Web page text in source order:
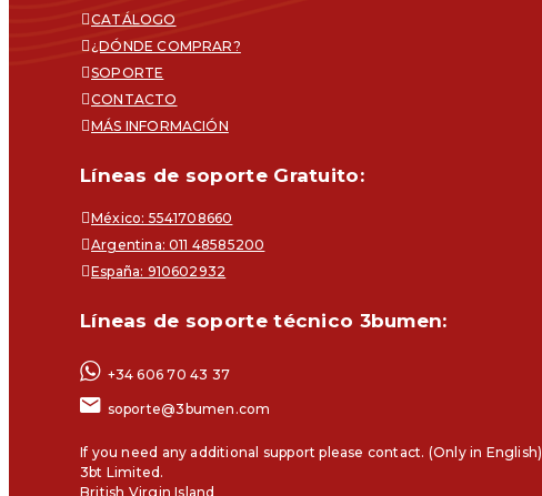
CATÁLOGO
¿DÓNDE COMPRAR?
SOPORTE
CONTACTO
MÁS INFORMACIÓN
Líneas de soporte Gratuito:
México: 5541708660
Argentina: 011 48585200
España: 910602932
Líneas de soporte técnico 3bumen:
+34 606 70 43 37
soporte@3bumen.com
If you need any additional support please contact. (Only in English)
3bt Limited.
British Virgin Island